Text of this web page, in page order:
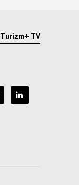
Turizm+ TV